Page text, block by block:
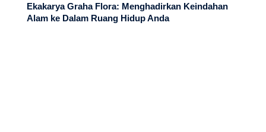
Ekakarya Graha Flora: Menghadirkan Keindahan
Alam ke Dalam Ruang Hidup Anda